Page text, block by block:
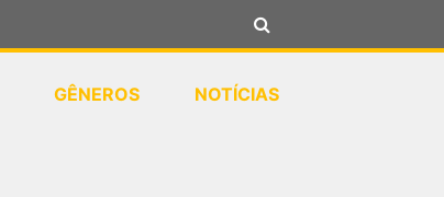
GÊNEROS NOTÍCIAS